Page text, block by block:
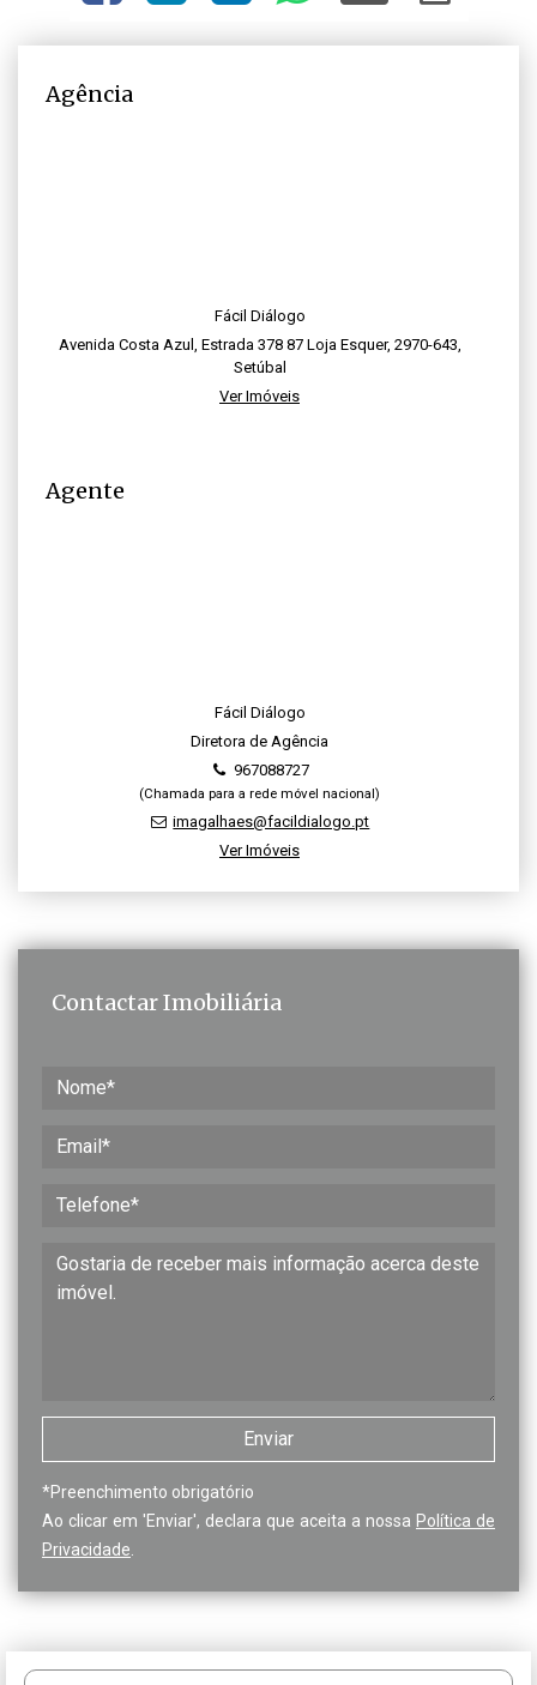
Agência
Fácil Diálogo
Avenida Costa Azul, Estrada 378 87 Loja Esquer, 2970-643,
Setúbal
Ver Imóveis
Agente
Fácil Diálogo
Diretora de Agência
967088727
(Chamada para a rede móvel nacional)
imagalhaes@facildialogo.pt
Ver Imóveis
Contactar Imobiliária
*Preenchimento obrigatório
Ao clicar em 'Enviar', declara que aceita a nossa Política de
Privacidade